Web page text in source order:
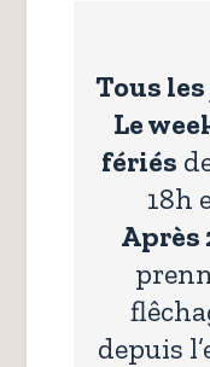
Tous
Le
fériés
18h
Après
depuis